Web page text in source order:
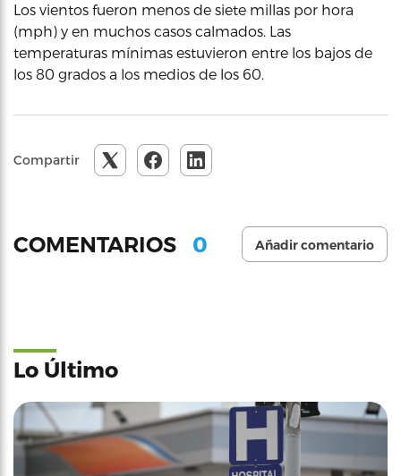
Los vientos fueron menos de siete millas por hora
(mph) y en muchos casos calmados. Las
temperaturas mínimas estuvieron entre los bajos de
los 80 grados a los medios de los 60.
Compartir
COMENTARIOS 0 Añadir comentario
Lo Último